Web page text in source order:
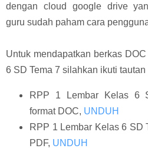
dengan cloud google drive
guru sudah paham cara
Untuk mendapatkan berkas
6 SD Tema 7 silahkan ikuti tautan
RPP 1 Lembar Kelas 6
format DOC, UNDUH
RPP 1 Lembar Kelas 6 SD
PDF, UNDUH